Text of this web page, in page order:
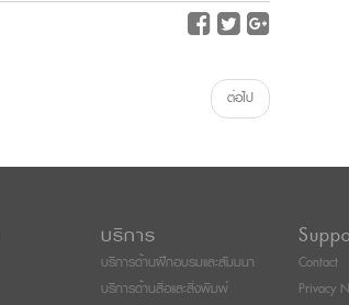
ต่อไป
บริการ
บริการด้านฝึกอบรมและสัมมนา
บริการด้านสื่อและสิ่งพิมพ์
Contact
Privacy